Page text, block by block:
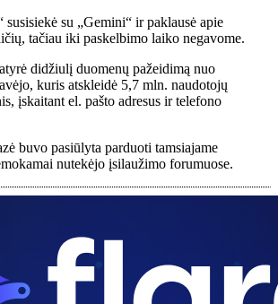
susisiekė su „Gemini“ ir paklausė apie
tačiau iki paskelbimo laiko negavome.
didžiulį duomenų pažeidimą nuo
kuris atskleidė 5,7 mln. naudotojų
įskaitant el. pašto adresus ir telefono
buvo pasiūlyta parduoti tamsiajame
nutekėjo įsilaužimo forumuose.